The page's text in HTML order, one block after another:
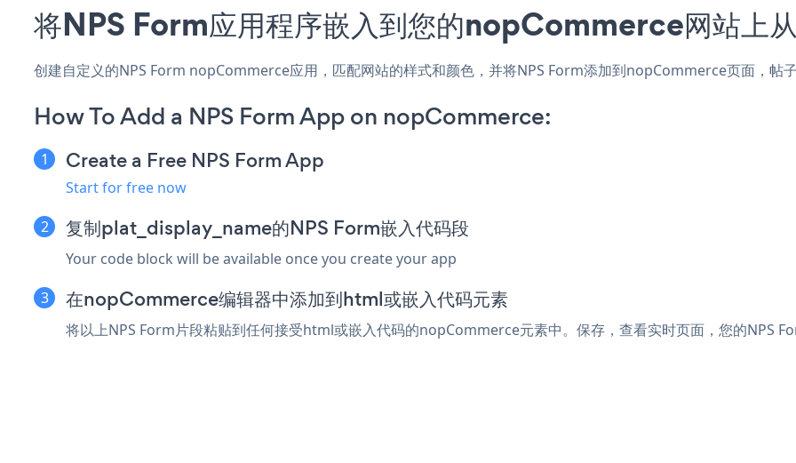
将NPS Form应用程序嵌入到您的nopCommerce网站上
创建自定义的NPS Form nopCommerce应用，匹配网站的样式和颜色，并将NPS Form添加到nopCommerce页面，帖
How To Add a NPS Form App on nopCommerce:
Create a Free NPS Form App
Start for free now
复制plat_display_name的NPS Form嵌入代码段
Your code block will be available once you create your app
在nopCommerce编辑器中添加到html或嵌入代码元素
将以上NPS Form片段粘贴到任何接受html或嵌入代码的nopCommerce元素中。保存，查看实时页面，您的NPS